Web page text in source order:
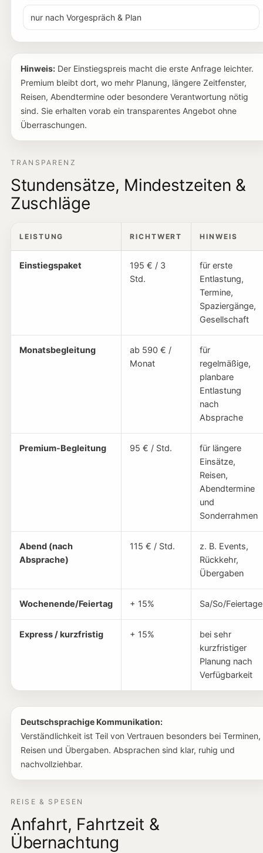
nur nach Vorgespräch & Plan
Hinweis: Der Einstiegspreis macht die erste Anfrage leichter.
Premium bleibt dort, wo mehr Planung, längere Zeitfenster,
Reisen, Abendtermine oder besondere Verantwortung nötig
sind. Sie erhalten vorab ein transparentes Angebot ohne
Überraschungen.
TRANSPARENZ
Stundensätze, Mindestzeiten &
Zuschläge
LEISTUNG RICHTWERT HINWEIS
Einstiegspaket
195 € / 3
Std.
für erste
Entlastung,
Termine,
Spaziergänge,
Gesellschaft
Monatsbegleitung
ab 590 € /
Monat
für
regelmäßige,
planbare
Entlastung
nach
Absprache
Premium-Begleitung 95 € / Std.
für längere
Einsätze,
Reisen,
Abendtermine
und
Sonderrahmen
Abend (nach
Absprache)
115 € / Std.
z. B. Events,
Rückkehr,
Übergaben
Wochenende/Feiertag + 15% Sa/So/Feiertage
Express / kurzfristig + 15%
bei sehr
kurzfristiger
Planung nach
Verfügbarkeit
Deutschsprachige Kommunikation:
Verständlichkeit ist Teil von Vertrauen besonders bei Terminen,
Reisen und Übergaben. Absprachen sind klar, ruhig und
nachvollziehbar.
REISE & SPESEN
Anfahrt, Fahrtzeit &
Übernachtung